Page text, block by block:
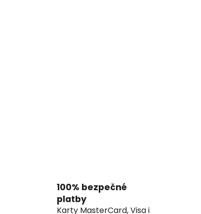
100% bezpečné
platby
Karty MasterCard, Visa i